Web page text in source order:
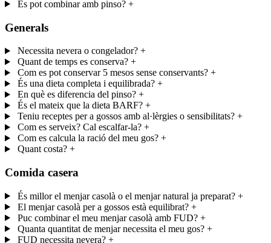
Es pot combinar amb pinso? +
Generals
Necessita nevera o congelador? +
Quant de temps es conserva? +
Com es pot conservar 5 mesos sense conservants? +
És una dieta completa i equilibrada? +
En què es diferencia del pinso? +
És el mateix que la dieta BARF? +
Teniu receptes per a gossos amb al·lèrgies o sensibilitats? +
Com es serveix? Cal escalfar-la? +
Com es calcula la ració del meu gos? +
Quant costa? +
Comida casera
És millor el menjar casolà o el menjar natural ja preparat? +
El menjar casolà per a gossos està equilibrat? +
Puc combinar el meu menjar casolà amb FUD? +
Quanta quantitat de menjar necessita el meu gos? +
FUD necessita nevera? +